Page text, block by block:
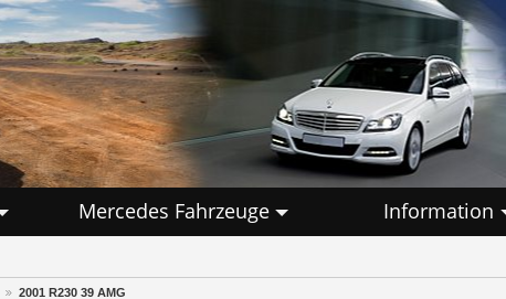
Mercedes Fahrzeuge Information
2001 R230 39 AMG